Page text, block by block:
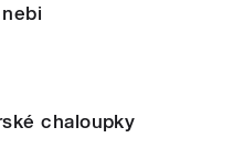
chaloupky